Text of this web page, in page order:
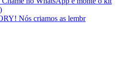
Nós criamos as lembr